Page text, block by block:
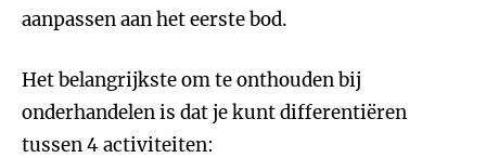
aanpassen aan het eerste bod.
Het belangrijkste om te onthouden bij
onderhandelen is dat je kunt differentiëren
tussen 4 activiteiten: